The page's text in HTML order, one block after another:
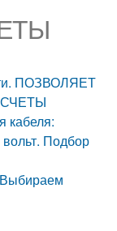
ПОЗВОЛЯЕТ
кабеля:
вольт. Подбор